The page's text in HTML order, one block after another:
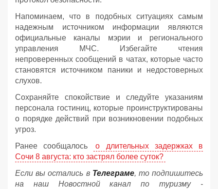
Напоминаем, что в подобных ситуациях самым
надежным источником информации являются
официальные каналы мэрии и регионального
управления МЧС. Избегайте чтения
непроверенных сообщений в чатах, которые часто
становятся источником паники и недостоверных
слухов.
Сохраняйте спокойствие и следуйте указаниям
персонала гостиниц, которые проинструктированы
о порядке действий при возникновении подобных
угроз.
Ранее сообщалось
о длительных задержках в
Сочи 8 августа: кто застрял более суток?
Если вы остались в Телеграме, то подпишитесь
на наш Новостной канал по туризму -